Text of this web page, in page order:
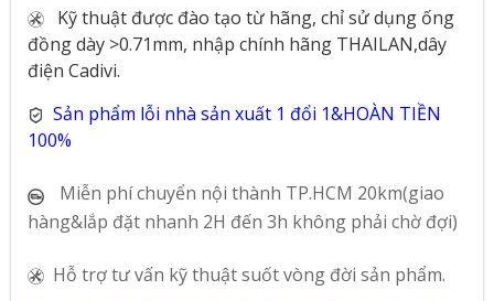
Kỹ thuật được đào tạo từ hãng, chỉ sử dụng ống
đồng dày >0.71mm, nhập chính hãng THAILAN,dây
điện Cadivi.
Sản phẩm lỗi nhà sản xuất 1 đổi 1&HOÀN TIỀN
100%
Miễn phí chuyển nội thành TP.HCM 20km(giao
hàng&lắp đặt nhanh 2H đến 3h không phải chờ đợi)
Hỗ trợ tư vấn kỹ thuật suốt vòng đời sản phẩm.